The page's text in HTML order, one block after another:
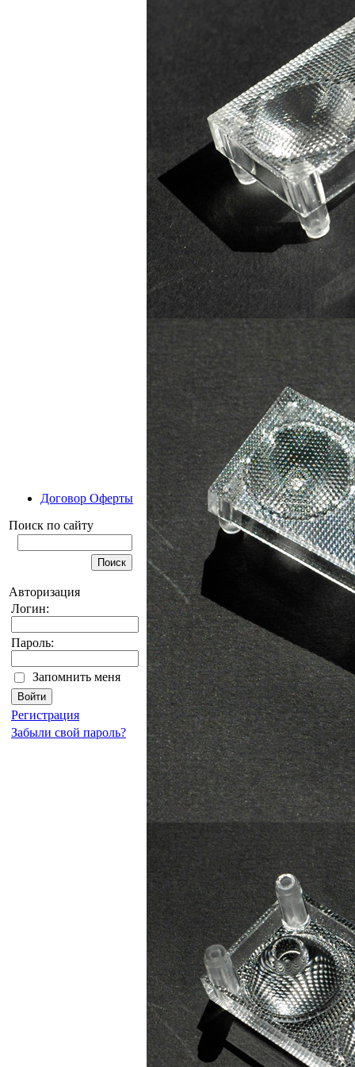
Договор Оферты
Поиск по сайту
Авторизация
Логин:
Пароль:
Запомнить меня
Регистрация
Забыли свой пароль?